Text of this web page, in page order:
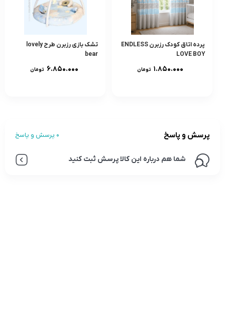
پرده اتاق کودک رزبرن ENDLESS
LOVE BOY
۱.۸۵۰.۰۰۰ تومان
تشک بازی رزبرن طرح lovely
bear
۶.۸۵۰.۰۰۰ تومان
پرسش و پاسخ 0 پرسش و پاسخ
شما هم درباره این کالا پرسش ثبت کنید